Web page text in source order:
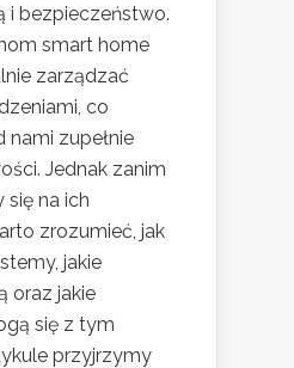
i bezpieczeństwo.
smart home
zarządzać
co
nami zupełnie
Jednak zanim
na ich
zrozumieć, jak
jakie
oraz jakie
się z tym
przyjrzymy